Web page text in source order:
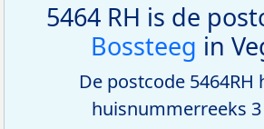
5464 RH is de
Bossteeg in
De postcode 5464RH
huisnummerreeks